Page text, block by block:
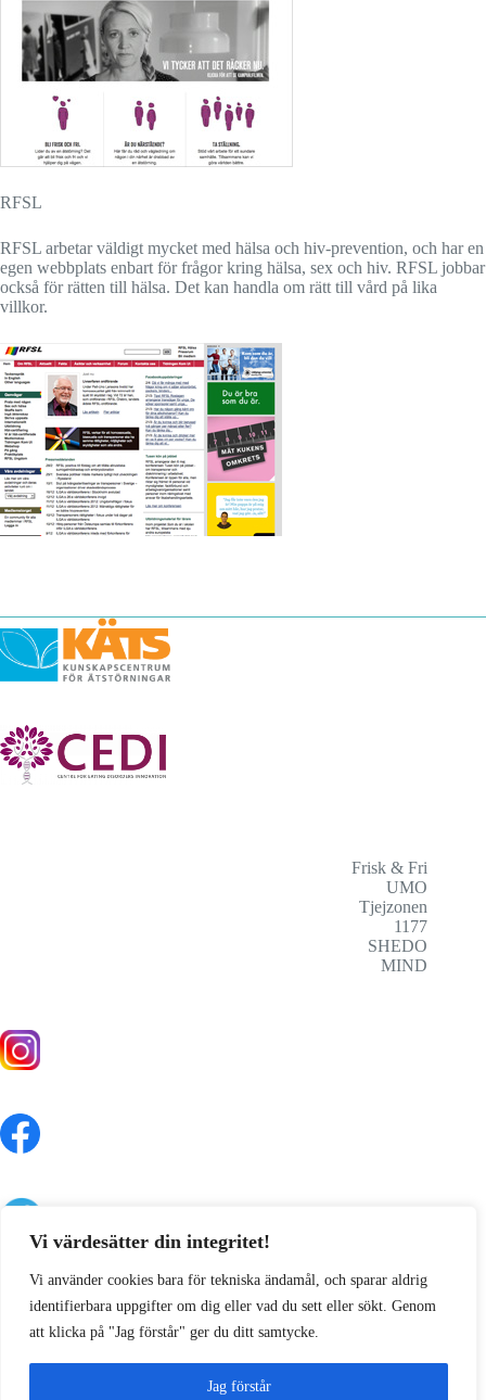
Vi värdesätter din integritet!
Vi använder cookies bara för tekniska ändamål, och sparar aldrig
identifierbara uppgifter om dig eller vad du sett eller sökt. Genom
att klicka på "Jag förstår" ger du ditt samtycke.
Jag förstår
RFSL
RFSL arbetar väldigt mycket med hälsa och hiv-prevention, och har en
egen webbplats enbart för frågor kring hälsa, sex och hiv. RFSL jobbar
också för rätten till hälsa. Det kan handla om rätt till vård på lika
villkor.
Frisk & Fri
UMO
Tjejzonen
1177
SHEDO
MIND